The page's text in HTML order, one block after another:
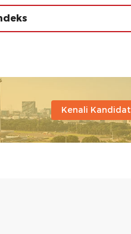
Kenali Kandidat